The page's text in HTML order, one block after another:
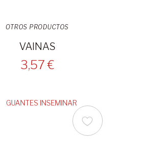
OTROS PRODUCTOS
VAINAS
3,57 €